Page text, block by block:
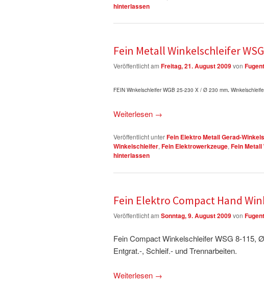
hinterlassen
Fein Metall Winkelschleifer
Veröffentlicht am Freitag, 21. August 2009von
FEIN Winkelschleifer WGB 25-230 X / Ø 230 mm.
Weiterlesen →
Veröffentlicht unterFein Elektro Metall Gerad-
Winkelschleifer, Fein Elektrowerkzeuge, Fein
hinterlassen
Fein Elektro Compact Hand
Veröffentlicht am Sonntag, 9. August 2009von
Fein Compact Winkelschleifer WSG 8-115,
Entgrat.-, Schleif.- und Trennarbeiten.
Weiterlesen →